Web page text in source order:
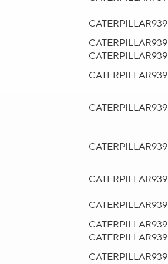
CATERPILLAR939
CATERPILLAR939
CATERPILLAR939
CATERPILLAR939
CATERPILLAR939
CATERPILLAR939
CATERPILLAR939
CATERPILLAR939
CATERPILLAR939
CATERPILLAR939
CATERPILLAR939